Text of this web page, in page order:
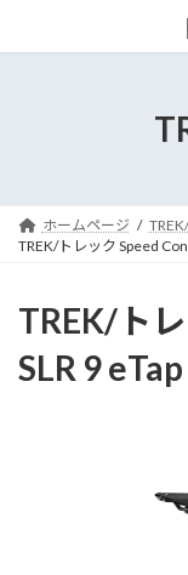
ッ
移
ホームページ
TREK/トレック Speed
TREK/ト
SLR 9 eTap